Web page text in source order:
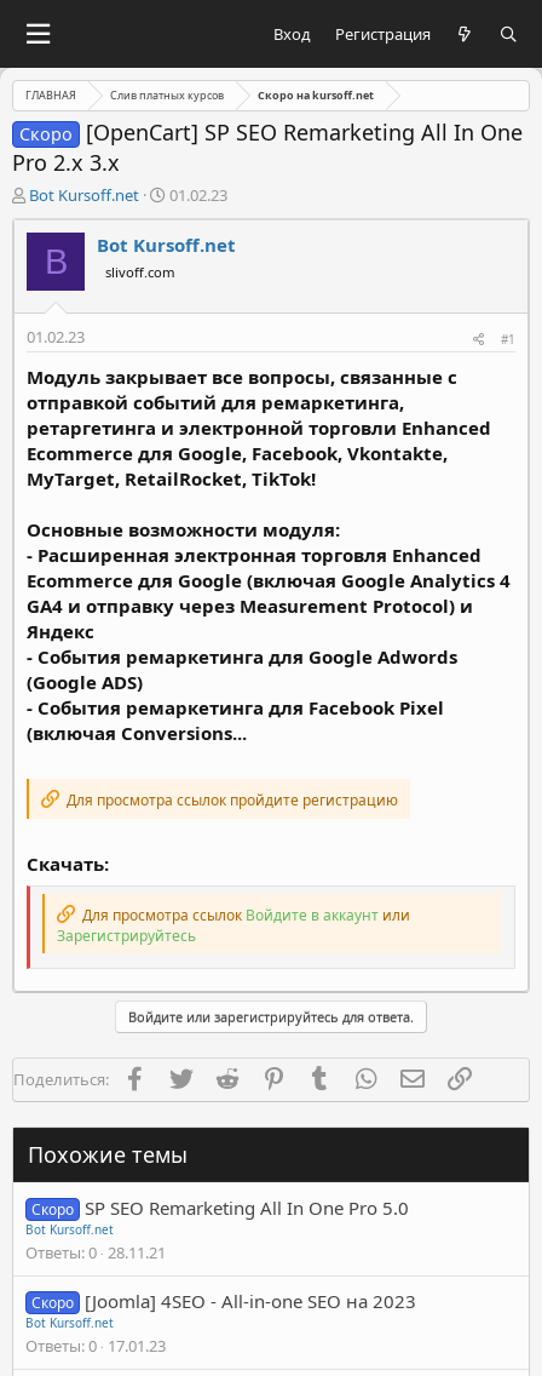
Вход Регистрация
ГЛАВНАЯ Слив платных курсов Скоро на kursoff.net
Скоро
[OpenCart] SP SEO Remarketing All In One
Pro 2.x 3.x
А
в
т
м
ы
Bot Kursoff.net
Д
а
т
а
н
а
а
01.02.23
B Bot Kursoff.net
slivoff.com
01.02.23 #1
Модуль закрывает все вопросы, связанные с
отправкой событий для ремаркетинга,
ретаргетинга и электронной торговли Enhanced
Ecommerce для Google, Facebook, Vkontakte,
MyTarget, RetailRocket, TikTok!
Основные возможности модуля:
- Расширенная электронная торговля Enhanced
Ecommerce для Google (включая Google Analytics 4
GA4 и отправку через Measurement Protocol) и
Яндекс
- События ремаркетинга для Google Adwords
(Google ADS)
- События ремаркетинга для Facebook Pixel
(включая Conversions...
Для просмотра ссылок пройдите регистрацию
Скачать:
Для просмотра ссылок Войдите в аккаунт или
Зарегистрируйтесь
Войдите или зарегистрируйтесь для ответа.
Поделиться: FacebookTwitter Reddit PinterestTumblr WhatsAppЭлектронная
Похожие темы
Скоро SP SEO Remarketing All In One Pro 5.0
Bot Kursoff.net
Ответы 0 28.11.21
Скоро [Joomla] 4SEO - All-in-one SEO на 2023
Bot Kursoff.net
Ответы 0 17.01.23